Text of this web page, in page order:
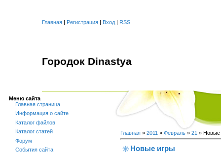
Главная | Регистрация | Вход | RSS
Городок Dinastya
Меню сайта
Главная страница
Информация о сайте
Каталог файлов
Каталог статей
Форум
События сайта
Главная » 2011 » Февраль » 21 » Новые
Новые игры